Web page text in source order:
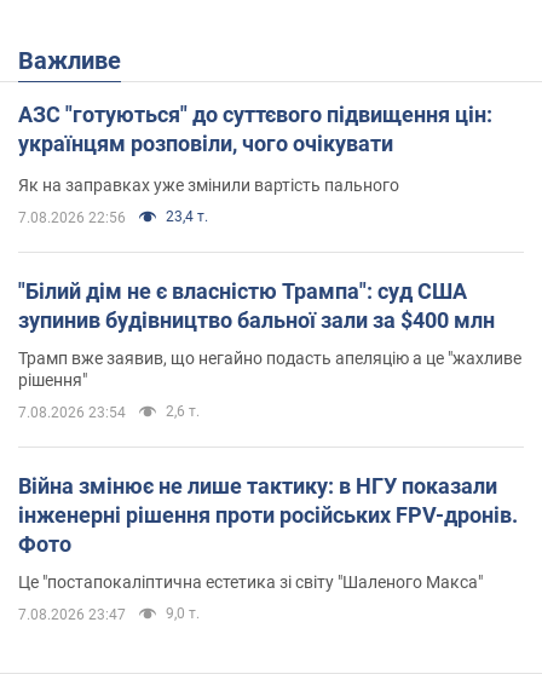
Важливе
АЗС "готуються" до суттєвого підвищення цін:
українцям розповіли, чого очікувати
Як на заправках уже змінили вартість пального
7.08.2026 22:56 23,4 т.
"Білий дім не є власністю Трампа": суд США
зупинив будівництво бальної зали за $400 млн
Трамп вже заявив, що негайно подасть апеляцію а це "жахливе
рішення"
7.08.2026 23:54 2,6 т.
Війна змінює не лише тактику: в НГУ показали
інженерні рішення проти російських FPV-дронів.
Фото
Це "постапокаліптична естетика зі світу "Шаленого Макса"
7.08.2026 23:47 9,0 т.